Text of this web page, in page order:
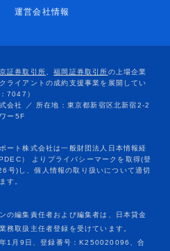
運営会社情報
の編集責任者および編集者は、日本貸金
務取扱主任者登録を受けています。
1月9日、登録番号：K250020096、合